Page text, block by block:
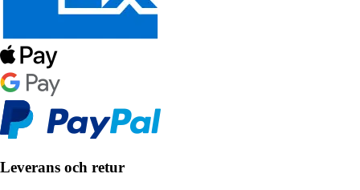
Leverans och retur